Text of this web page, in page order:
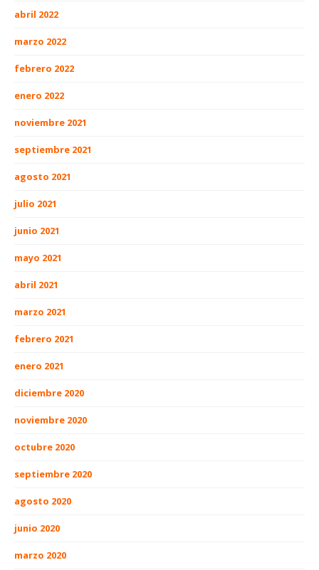
abril 2022
marzo 2022
febrero 2022
enero 2022
noviembre 2021
septiembre 2021
agosto 2021
julio 2021
junio 2021
mayo 2021
abril 2021
marzo 2021
febrero 2021
enero 2021
diciembre 2020
noviembre 2020
octubre 2020
septiembre 2020
agosto 2020
junio 2020
marzo 2020